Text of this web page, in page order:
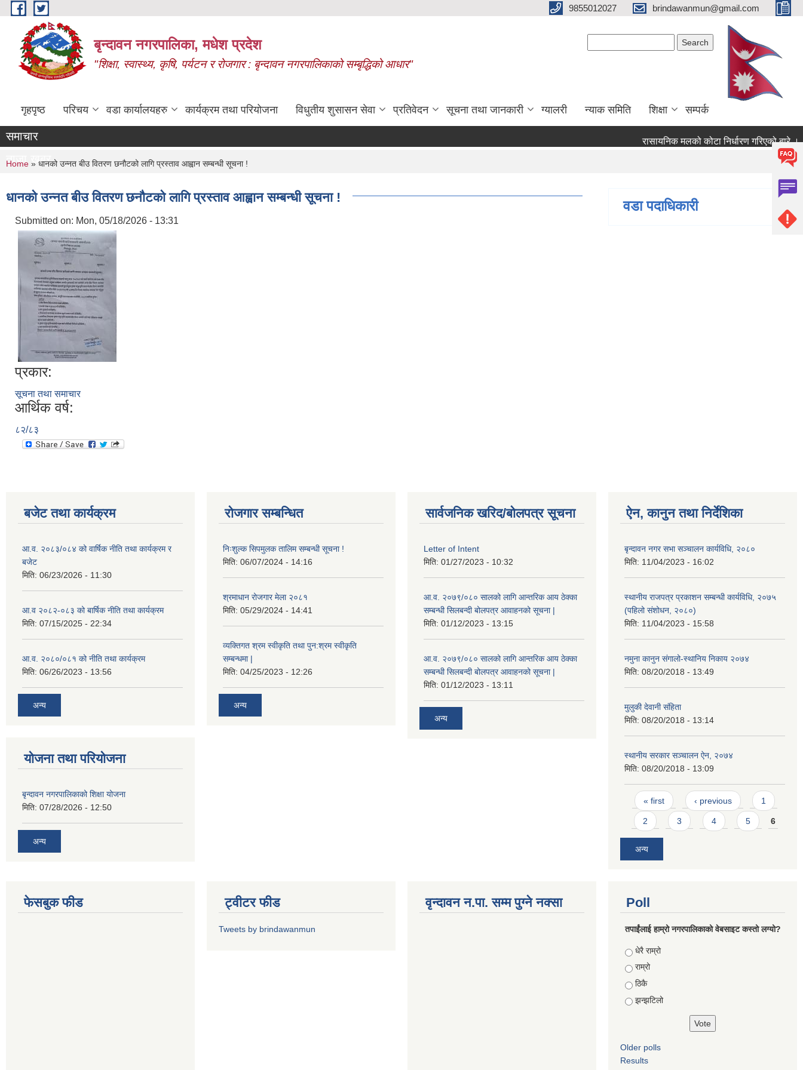
Skip to main content 9855012027 brindawanmun@gmail.com
बृन्दावन नगरपालिका, मधेश प्रदेश
"शिक्षा, स्वास्थ्य, कृषि, पर्यटन र रोजगार : बृन्दावन नगरपालिकाको सम्बृद्धिको आधार"
गृहपृष्ठ परिचय वडा कार्यालयहरु कार्यक्रम तथा परियोजना विधुतीय शुसासन सेवा प्रतिवेदन सूचना तथा जानकारी ग्यालरी न्याक समिति शिक्षा सम्पर्क
समाचार रासायनिक मलको कोटा निर्धारण गरिएको बारे ।
ताजा खबर
You are here
Home » धानको उन्नत बीउ वितरण छनौटको लागि प्रस्ताव आह्वान सम्बन्धी सूचना !
धानको उन्नत बीउ वितरण छनौटको लागि प्रस्ताव आह्वान सम्बन्धी सूचना !
Submitted on: Mon, 05/18/2026 - 13:31
प्रकार:
सूचना तथा समाचार
आर्थिक वर्ष:
८२/८३
वडा पदाधिकारी
बजेट तथा कार्यक्रम
आ.व. २०८३/०८४ को वार्षिक नीति तथा कार्यक्रम र
बजेट
मिति: 06/23/2026 - 11:30
आ.व २०८२-०८३ को बार्षिक नीति तथा कार्यक्रम
मिति: 07/15/2025 - 22:34
आ.व. २०८०/०८१ को नीति तथा कार्यक्रम
मिति: 06/26/2023 - 13:56
अन्य
योजना तथा परियोजना
बृन्दावन नगरपालिकाको शिक्षा योजना
मिति: 07/28/2026 - 12:50
अन्य
रोजगार सम्बन्धित
निःशुल्क सिपमुलक तालिम सम्बन्धी सूचना !
मिति: 06/07/2024 - 14:16
श्रमाधान रोजगार मेला २०८१
मिति: 05/29/2024 - 14:41
व्यक्तिगत श्रम स्वीकृति तथा पुन:श्रम स्वीकृति
सम्बन्धमा |
मिति: 04/25/2023 - 12:26
अन्य
सार्वजनिक खरिद/बोलपत्र सूचना
Letter of Intent
मिति: 01/27/2023 - 10:32
आ.व. २०७९/०८० सालको लागि आन्तरिक आय ठेक्का
सम्बन्धी सिलबन्दी बोलपत्र आवाहनको सूचना |
मिति: 01/12/2023 - 13:15
आ.व. २०७९/०८० सालको लागि आन्तरिक आय ठेक्का
सम्बन्धी सिलबन्दी बोलपत्र आवाहनको सूचना |
मिति: 01/12/2023 - 13:11
अन्य
ऐन, कानुन तथा निर्देशिका
बृन्दावन नगर सभा सञ्चालन कार्यविधि, २०८०
मिति: 11/04/2023 - 16:02
स्थानीय राजपत्र प्रकाशन सम्बन्धी कार्यविधि, २०७५
(पहिलो संशोधन, २०८०)
मिति: 11/04/2023 - 15:58
नमुना कानुन संगालो-स्थानिय निकाय २०७४
मिति: 08/20/2018 - 13:49
मुलुकी देवानी संहिता
मिति: 08/20/2018 - 13:14
स्थानीय सरकार सञ्चालन ऐन, २०७४
मिति: 08/20/2018 - 13:09
Pages
« first ‹ previous 1
2 3 4 5 6
अन्य
फेसबुक फीड ट्वीटर फीड
Tweets by brindawanmun
वृन्दावन न.पा. सम्म पुग्ने नक्सा Poll
तपाईंलाई हाम्रो नगरपालिकाको वेबसाइट कस्तो लग्यो?
Choices
धेरै राम्रो
राम्रो
ठिकै
झन्झटिलो
Older polls
Results